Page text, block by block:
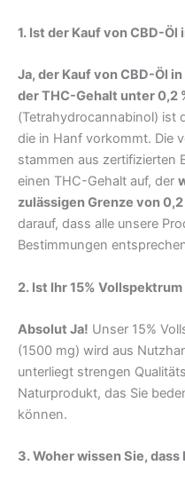
1. Ist der Kauf von CBD-
Ja, der Kauf von CBD-Öl
der THC-Gehalt unter 0,2
(Tetrahydrocannabinol) ist
die in Hanf vorkommt. Die
stammen aus zertifizierten
einen THC-Gehalt auf, der
zulässigen Grenze von 0,2
darauf, dass alle unsere
Bestimmungen
2. Ist Ihr 15%
Absolut Ja! Unser 15%
(1500 mg) wird aus
unterliegt strengen
Naturprodukt, das Sie
können.
3. Woher wissen Sie,